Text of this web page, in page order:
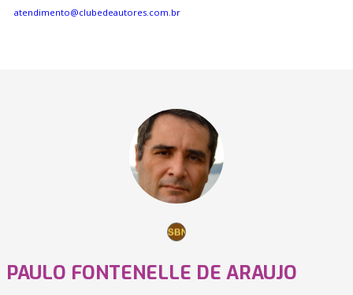
atendimento@clubedeautores.com.br
PAULO FONTENELLE DE ARAUJO